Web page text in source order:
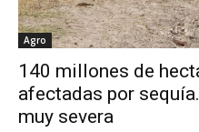
Agro
140 millones de
afectadas por
muy severa